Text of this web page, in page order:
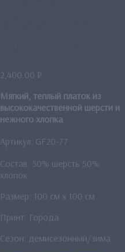
2,400.00 ₽
Мягкий, теплый платок из
высококачественной шерсти и
нежного хлопка
Артикул: GF20-77
Состав: 50% шерсть 50%
хлопок
Размер: 100 см x 100 см
Принт: Города
Сезон: демисезонный/зима